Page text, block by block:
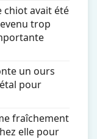
chiot avait été
trop
un ours
pour
fraîchement
elle pour